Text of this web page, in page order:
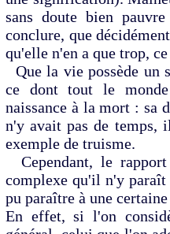
sans doute bien
conclure, que
qu'elle n'en a que trop,
Que la vie possède un
ce dont tout le
naissance à la mort : sa
n'y avait pas de temps,
exemple de truisme.
Cependant, le
complexe qu'il n'y
pu paraître à une
En effet, si l'on